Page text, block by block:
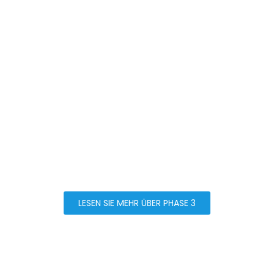
LESEN SIE MEHR ÜBER PHASE 3